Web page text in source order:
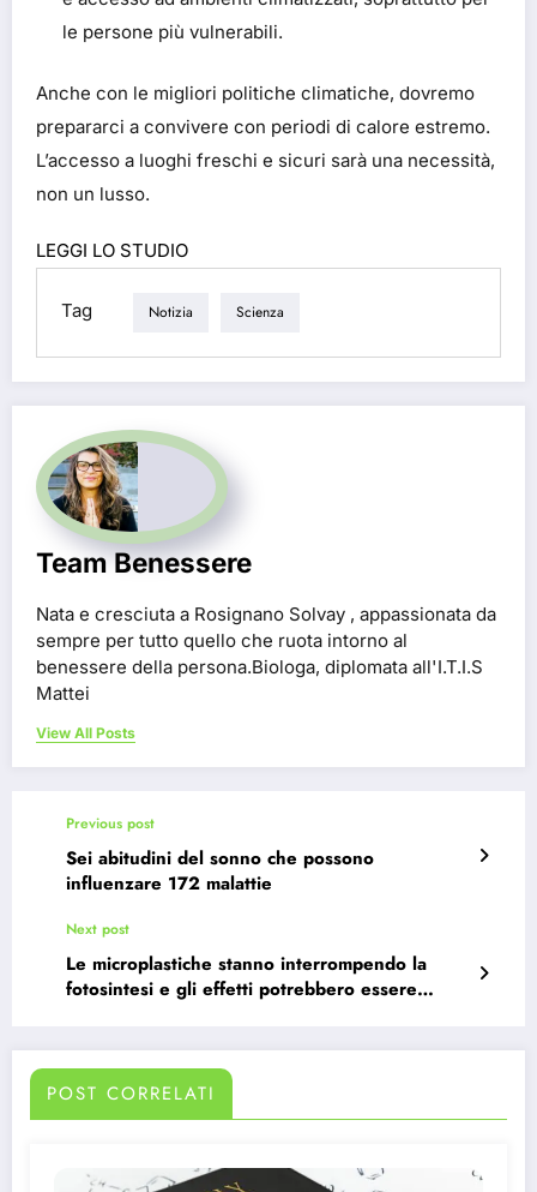
le persone più vulnerabili.
Anche con le migliori politiche climatiche, dovremo
prepararci a convivere con periodi di calore estremo.
L’accesso a luoghi freschi e sicuri sarà una necessità,
non un lusso.
LEGGI LO STUDIO
Tag Notizia Scienza
Team Benessere
Nata e cresciuta a Rosignano Solvay , appassionata da
sempre per tutto quello che ruota intorno al
benessere della persona.Biologa, diplomata all'I.T.I.S
Mattei
View All Posts
Previous post
Sei abitudini del sonno che possono
influenzare 172 malattie
Next post
Le microplastiche stanno interrompendo la
fotosintesi e gli effetti potrebbero essere
POST CORRELATI